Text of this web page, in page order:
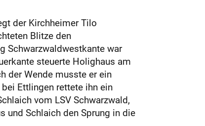
der Kirchheimer Tilo
Blitze den
Schwarzwaldwestkante war
steuerte Holighaus am
der Wende musste er ein
Ettlingen rettete ihn ein
vom LSV Schwarzwald,
und Schlaich den Sprung in die